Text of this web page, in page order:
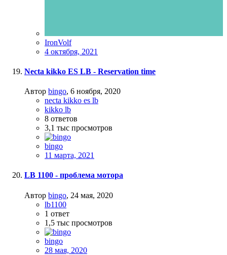
IronVolf
4 октября, 2021
Necta kikko ES LB - Reservation time
Автор bingo, 6 ноября, 2020
necta kikko es lb
kikko lb
8 ответов
3,1 тыс просмотров
bingo
11 марта, 2021
LB 1100 - проблема мотора
Автор bingo, 24 мая, 2020
lb1100
1 ответ
1,5 тыс просмотров
bingo
28 мая, 2020